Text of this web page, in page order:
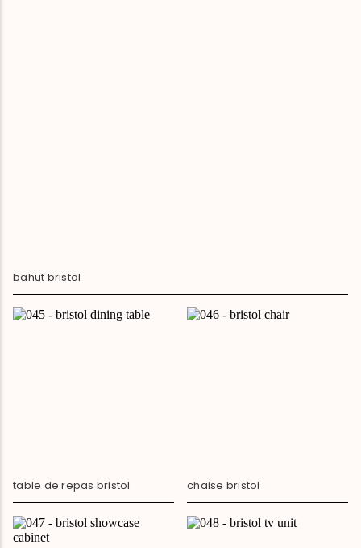
bahut bristol
table de repas bristol chaise bristol